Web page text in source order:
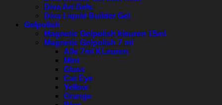
Diva Art Gels
Diva Liquid Builder Gel
Gelpolish
Magnetic Gelpolish kleuren 15ml
Magnetic Gelpolish 7 ml
Alle 7ml KLeuren
Mint
Glass
Cat Eye
Yellow
Orange